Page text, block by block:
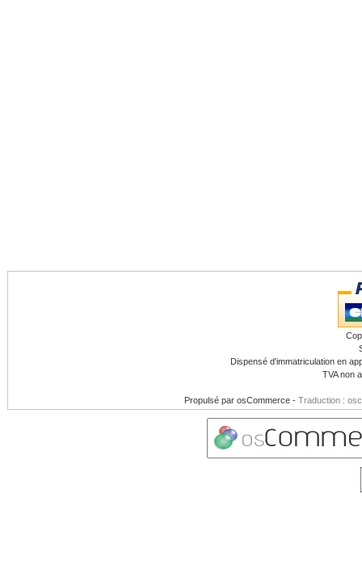
Dispensé d'immatriculation en
TVA non
Propulsé par osCommerce - Traduction :